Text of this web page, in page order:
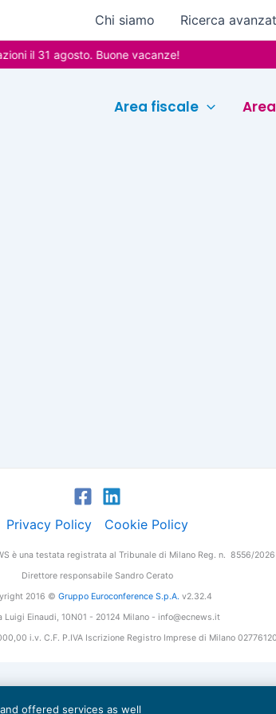
Chi siamo Ricerca
il 31 agosto. Buone vacanze!
Area fiscale
Privacy Policy Cookie Policy
è una testata registrata al Tribunale di Milano Reg. n. 8556/2026
Direttore responsabile Sandro Cerato
2016 © Gruppo Euroconference S.p.A. v2.32.4
Luigi Einaudi, 10N01 - 20124 Milano - info@ecnews.it
i.v. C.F. P.IVA Iscrizione Registro Imprese di Milano
offered services as well